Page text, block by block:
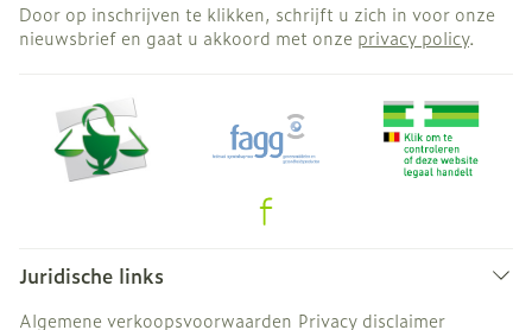
Door op inschrijven te klikken, schrijft u zich in voor onze
nieuwsbrief en gaat u akkoord met onze privacy policy.
Juridische links
Algemene verkoopsvoorwaarden Privacy disclaimer